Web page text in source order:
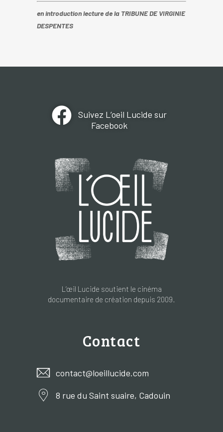
en introduction lecture de la TRIBUNE DE VIRGINIE
DESPENTES
Suivez L’oeil Lucide sur
Facebook
L’œil Lucide soutient le cinéma
documentaire de création depuis 2009.
Contact
contact@loeillucide.com
8 rue du Saint suaire, Cadouin